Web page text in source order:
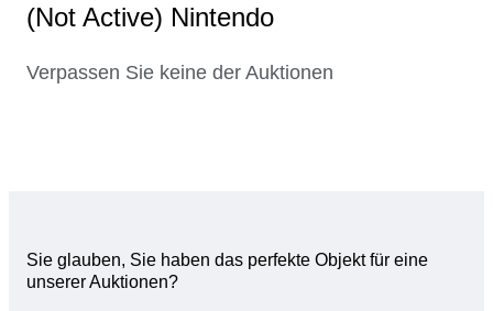
(Not Active) Nintendo
Verpassen Sie keine der Auktionen
Sie glauben, Sie haben das perfekte Objekt für eine
unserer Auktionen?